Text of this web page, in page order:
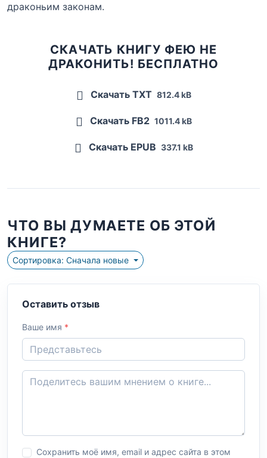
драконьим законам.
СКАЧАТЬ КНИГУ ФЕЮ НЕ
ДРАКОНИТЬ! БЕСПЛАТНО
Скачать TXT 812.4 kB
Скачать FB2 1011.4 kB
Скачать EPUB 337.1 kB
ЧТО ВЫ ДУМАЕТЕ ОБ ЭТОЙ
КНИГЕ?
Сортировка: Сначала новые
Оставить отзыв
Ваше имя *
Сохранить моё имя, email и адрес сайта в этом